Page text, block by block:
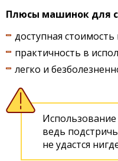
Плюсы машинок для
доступная стоимость
практичность в
легко и
ведь
не удастся